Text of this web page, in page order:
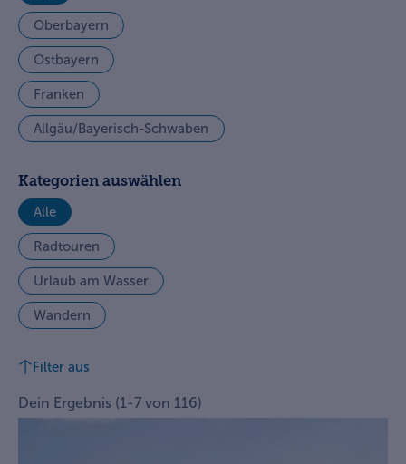
Oberbayern
Ostbayern
Franken
Allgäu/Bayerisch-Schwaben
Kategorien auswählen
Alle
Radtouren
Urlaub am Wasser
Wandern
Filter aus
Dein Ergebnis (1-7 von 116)